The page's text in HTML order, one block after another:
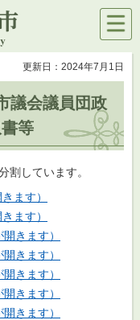
メニ
ュー
更新日：2024年7月1日
議会議員団政
等
割しています。
ます）
ます）
きます）
きます）
きます）
きます）
きます）